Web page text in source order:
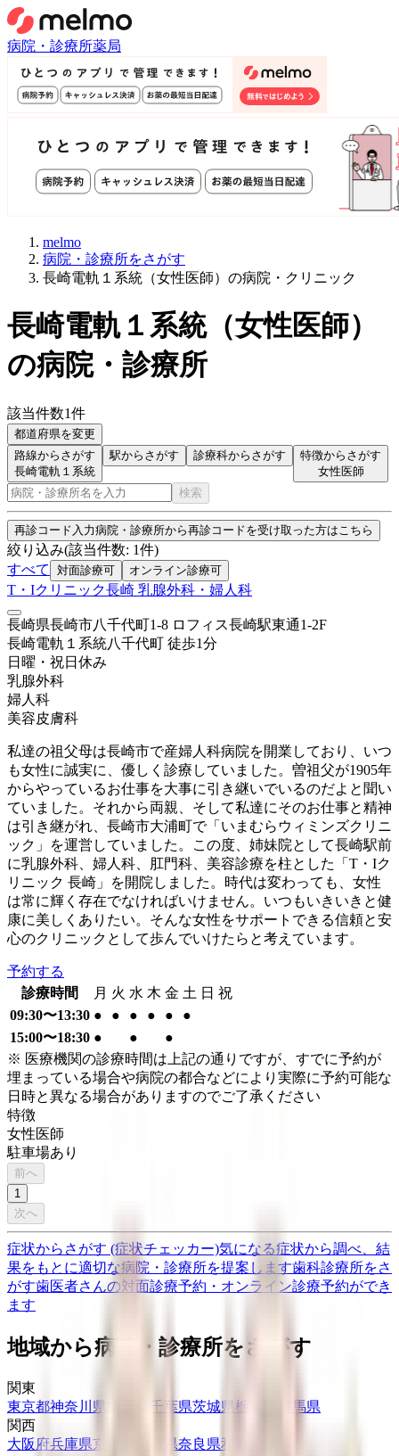
病院・診療所薬局
melmo
病院・診療所をさがす
長崎電軌１系統（女性医師）の病院・クリニック
長崎電軌１系統（女性医師）
の病院・診療所
該当件数1件
都道府県を変更
路線からさがす
長崎電軌１系統
駅からさがす 診療科からさがす
特徴からさがす
女性医師
検索
再診コード入力病院・診療所から再診コードを受け取った方はこちら
絞り込み(該当件数: 1件)
すべて
対面診療可 オンライン診療可
T・Iクリニック長崎 乳腺外科・婦人科
長崎県長崎市八千代町1-8 ロフィス長崎駅東通1-2F
長崎電軌１系統八千代町 徒歩1分
日曜・祝日 休み
乳腺外科
婦人科
美容皮膚科
私達の祖父母は長崎市で産婦人科病院を開業しており、いつ
も女性に誠実に、優しく診療していました。曽祖父が1905年
からやっているお仕事を大事に引き継いでいるのだよと聞い
ていました。それから両親、そして私達にそのお仕事と精神
は引き継がれ、長崎市大浦町で「いまむらウィミンズクリニ
ック」を運営していました。この度、姉妹院として長崎駅前
に乳腺外科、婦人科、肛門科、美容診療を柱とした「T・Iク
リニック 長崎」を開院しました。時代は変わっても、女性
は常に輝く存在でなければいけません。いつもいきいきと健
康に美しくありたい。そんな女性をサポートできる信頼と安
心のクリニックとして歩んでいけたらと考えています。
予約する
診療時間
月 火 水 木 金 土 日 祝
09:30〜13:30 ● ● ● ● ●
●
15:00〜18:30 ● ●
●
※ 医療機関の診療時間は上記の通りですが、すでに予約が
埋まっている場合や病院の都合などにより実際に予約可能な
日時と異なる場合がありますのでご了承ください
特徴
女性医師
駐車場あり
前へ
1
次へ
症状からさがす (症状チェッカー)気になる症状から調べ、結
果をもとに適切な病院・診療所を提案します歯科診療所をさ
がす歯医者さんの対面診療予約・オンライン診療予約ができ
ます
地域から病院・診療所をさがす
関東
東京都神奈川県 千葉県茨城県 栃木県
群馬県
関西
大阪府兵庫県京都府 滋賀県奈良県和歌山県